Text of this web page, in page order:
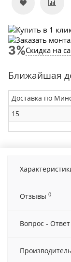
Скидка на
Ближайшая
Доставка по
15
Отзывы 0
Вопрос - Ответ